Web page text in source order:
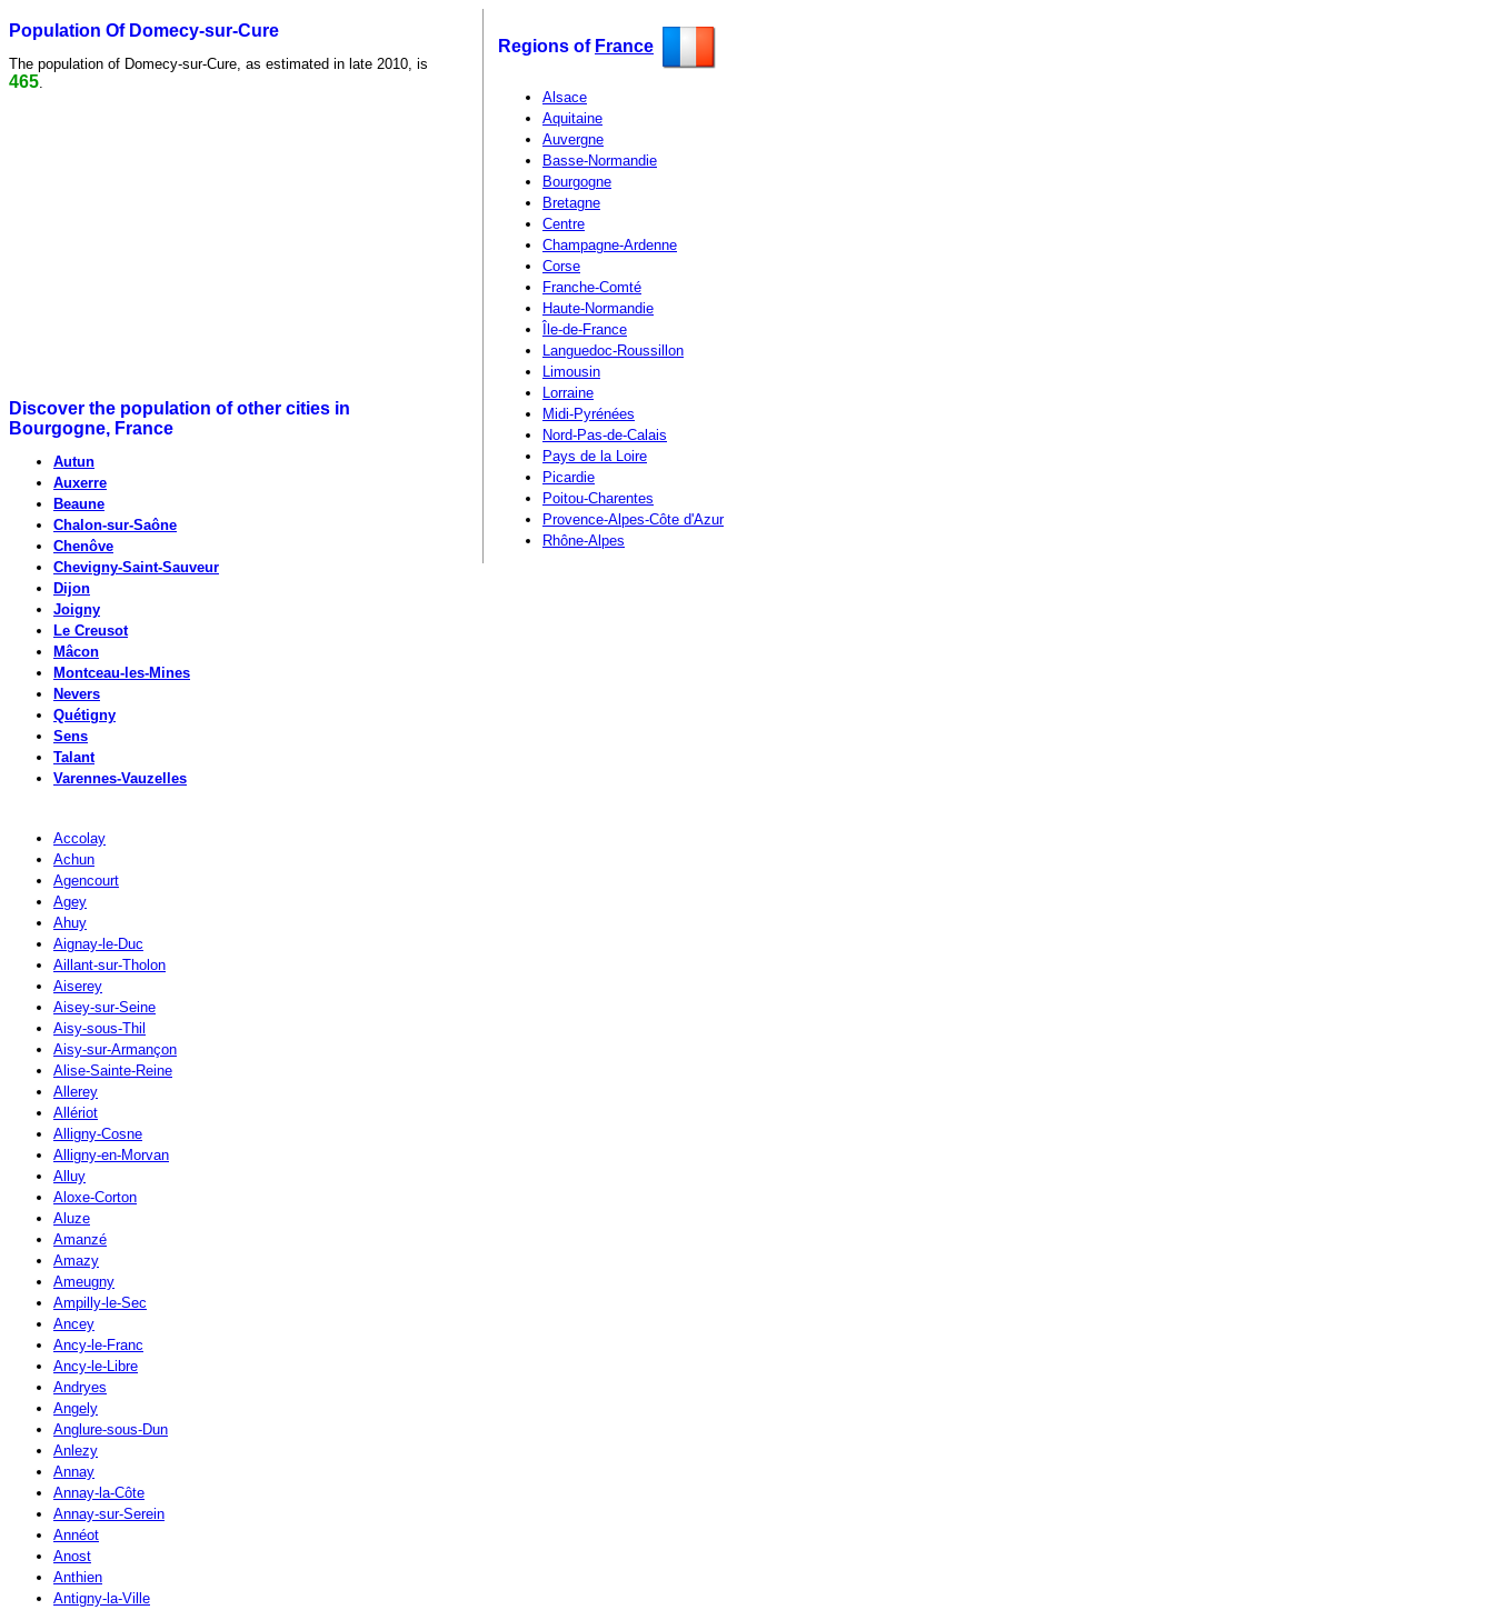
Population Of Domecy-sur-Cure
The population of Domecy-sur-Cure, as estimated in late 2010, is
465
Discover the population of other cities in
Bourgogne, France
Autun
Auxerre
Beaune
Chalon-sur-Saône
Chenôve
Chevigny-Saint-Sauveur
Dijon
Joigny
Le Creusot
Mâcon
Montceau-les-Mines
Nevers
Quétigny
Sens
Talant
Varennes-Vauzelles
Accolay
Achun
Agencourt
Agey
Ahuy
Aignay-le-Duc
Aillant-sur-Tholon
Aiserey
Aisey-sur-Seine
Aisy-sous-Thil
Aisy-sur-Armançon
Alise-Sainte-Reine
Allerey
Allériot
Alligny-Cosne
Alligny-en-Morvan
Alluy
Aloxe-Corton
Aluze
Amanzé
Amazy
Ameugny
Ampilly-le-Sec
Ancey
Ancy-le-Franc
Ancy-le-Libre
Andryes
Angely
Anglure-sous-Dun
Anlezy
Annay
Annay-la-Côte
Annay-sur-Serein
Annéot
Anost
Anthien
Antigny-la-Ville
Regions of France
Alsace
Aquitaine
Auvergne
Basse-Normandie
Bourgogne
Bretagne
Centre
Champagne-Ardenne
Corse
Franche-Comté
Haute-Normandie
Île-de-France
Languedoc-Roussillon
Limousin
Lorraine
Midi-Pyrénées
Nord-Pas-de-Calais
Pays de la Loire
Picardie
Poitou-Charentes
Provence-Alpes-Côte d'Azur
Rhône-Alpes